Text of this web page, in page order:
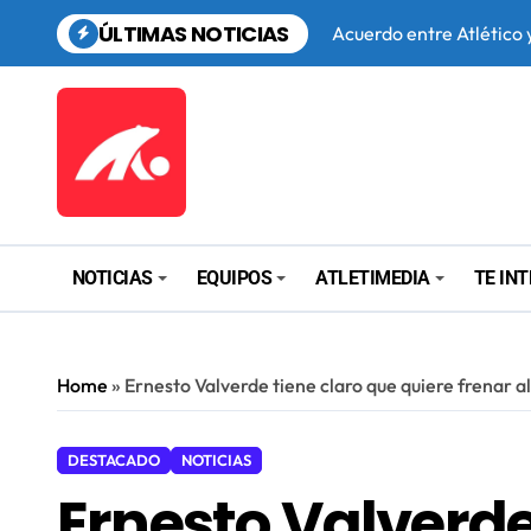
contenido
ÚLTIMAS NOTICIAS
El Atlético de Madrid
NOTICIAS EQUIPOS ATLETIMEDIA TE
Home » Ernesto Valverde tiene claro que quiere frenar
DESTACADO NOTICIAS